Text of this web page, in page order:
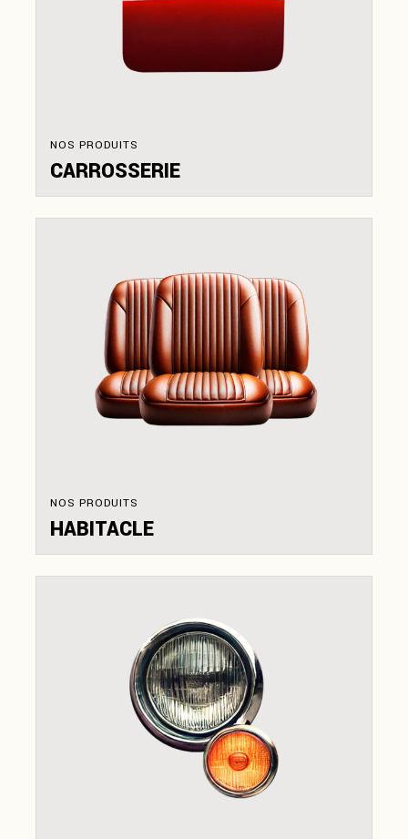
NOS PRODUITS
CARROSSERIE
NOS PRODUITS
HABITACLE